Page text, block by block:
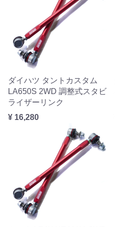
ダイハツ タントカスタム
LA650S 2WD 調整式スタビ
ライザーリンク
¥ 16,280